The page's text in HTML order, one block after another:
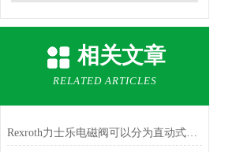
相关文章
RELATED ARTICLES
Rexroth力士乐电磁阀可以分为直动式和间接式两种类型